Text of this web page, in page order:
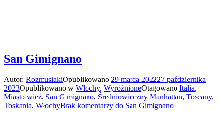
San Gimignano
Autor: RozmusiakiOpublikowano 29 marca 202227 października
2023Opublikowano w Włochy, WyróżnioneOtagowano Italia,
Miasto wież, San Gimignano, Średniowieczny Manhattan, Toscany,
Toskania, WłochyBrak komentarzy do San Gimignano